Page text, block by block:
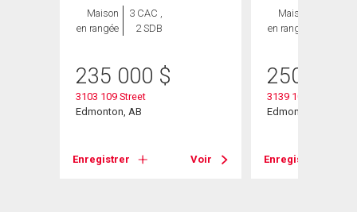
Maison
en rangée
3 CAC ,
2 SDB
235 000 $
3103 109 Street
Edmonton, AB
Enregistrer Voir
Maison
en rangée
250 000
3139 109 Street Nw
Edmonton, AB
Enregistrer